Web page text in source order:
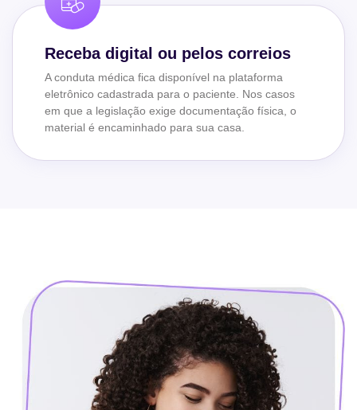
Receba digital ou pelos correios
A conduta médica fica disponível na plataforma
eletrônico cadastrada para o paciente. Nos casos
em que a legislação exige documentação física, o
material é encaminhado para sua casa.